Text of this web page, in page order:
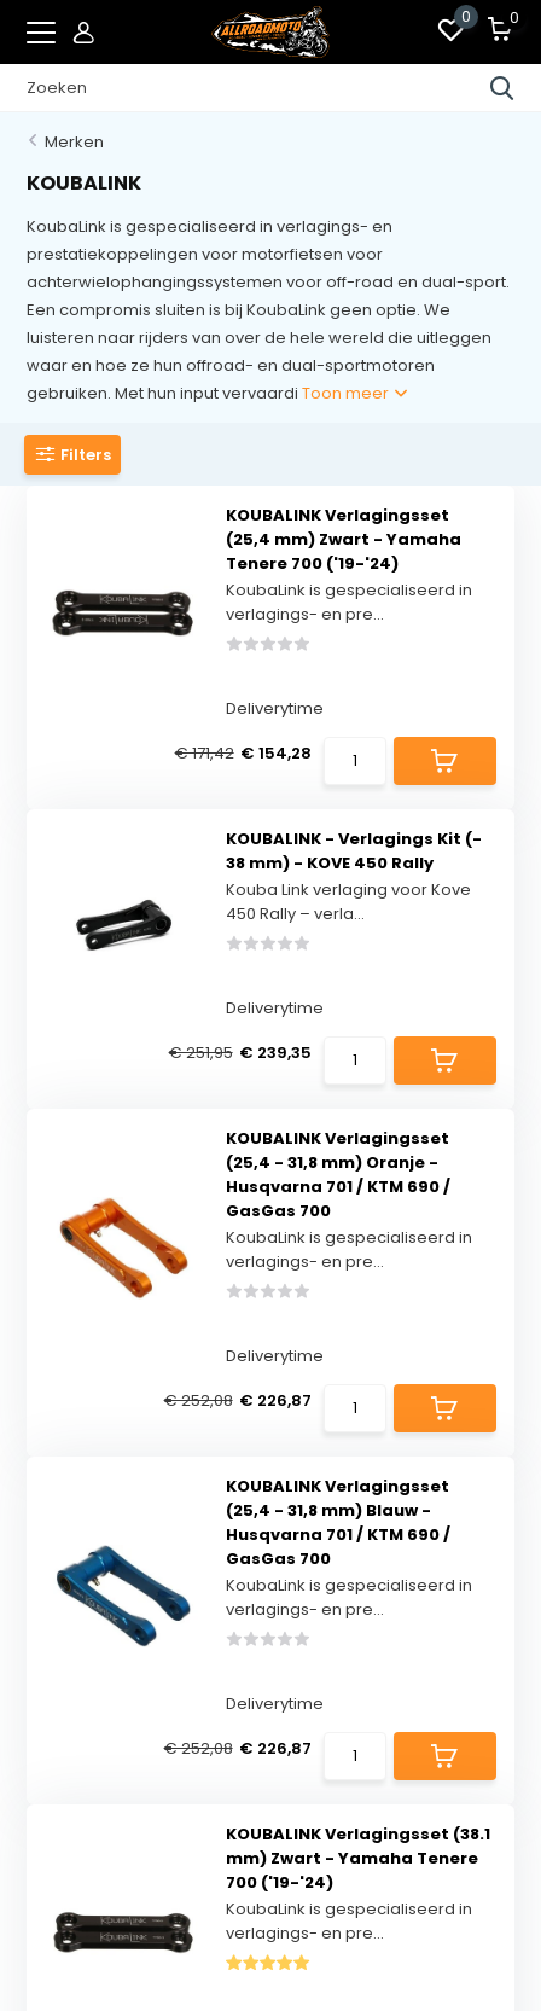
0 0
Merken
KOUBALINK
KoubaLink is gespecialiseerd in verlagings- en
prestatiekoppelingen voor motorfietsen voor
achterwielophangingssystemen voor off-road en dual-sport.
Een compromis sluiten is bij KoubaLink geen optie. We
luisteren naar rijders van over de hele wereld die uitleggen
waar en hoe ze hun offroad- en dual-sportmotoren
gebruiken. Met hun input vervaardiToon meer
Filters
KOUBALINK Verlagingsset
(25,4 mm) Zwart - Yamaha
Tenere 700 ('19-'24)
KoubaLink is gespecialiseerd in
verlagings- en pre...
Deliverytime
€ 171,42 € 154,28
KOUBALINK - Verlagings Kit (-
38 mm) - KOVE 450 Rally
Kouba Link verlaging voor Kove
450 Rally – verla...
Deliverytime
€ 251,95 € 239,35
KOUBALINK Verlagingsset
(25,4 - 31,8 mm) Oranje -
Husqvarna 701 / KTM 690 /
GasGas 700
KoubaLink is gespecialiseerd in
verlagings- en pre...
Deliverytime
€ 252,08 € 226,87
KOUBALINK Verlagingsset
(25,4 - 31,8 mm) Blauw -
Husqvarna 701 / KTM 690 /
GasGas 700
KoubaLink is gespecialiseerd in
verlagings- en pre...
Deliverytime
€ 252,08 € 226,87
KOUBALINK Verlagingsset (38.1
mm) Zwart - Yamaha Tenere
700 ('19-'24)
KoubaLink is gespecialiseerd in
verlagings- en pre...